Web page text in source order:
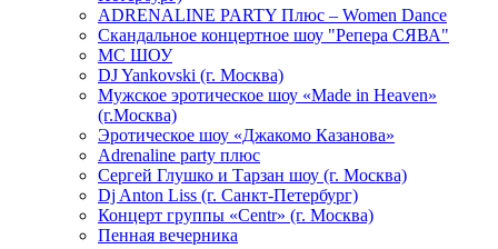
ADRENALINE PARTY Плюс – Women Dance
Скандальное концертное шоу "Репера СЯВА"
МС ШОУ
DJ Yankovski (г. Москва)
Мужское эротическое шоу «Made in Heaven»
(г.Москва)
Эротическое шоу «Джакомо Казанова»
Adrenaline party плюс
Сергей Глушко и Тарзан шоу (г. Москва)
Dj Anton Liss (г. Санкт-Петербург)
Концерт группы «Centr» (г. Москва)
Пенная вечерника